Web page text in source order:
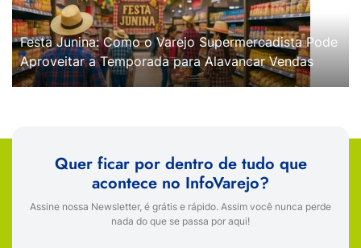
Festa Junina: Como o Varejo Supermercadista Pode
Aproveitar a Temporada para Alavancar Vendas
Quer ficar por dentro de tudo que
acontece no InfoVarejo?
Assine nossa Newsletter, é grátis e rápido. Assim você nunca perde
nada do que se passa por aqui!